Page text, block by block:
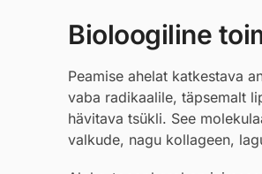
Bioloogiline
Peamise ahelat katkestava
vaba radikaalile, täpsemalt
hävitava tsükli. See
valkude, nagu kollageen,